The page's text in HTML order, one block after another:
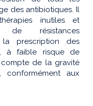
des antibiotiques. Il
inutiles et
de résistances
prescription des
à faible risque de
de la gravité
conformément aux